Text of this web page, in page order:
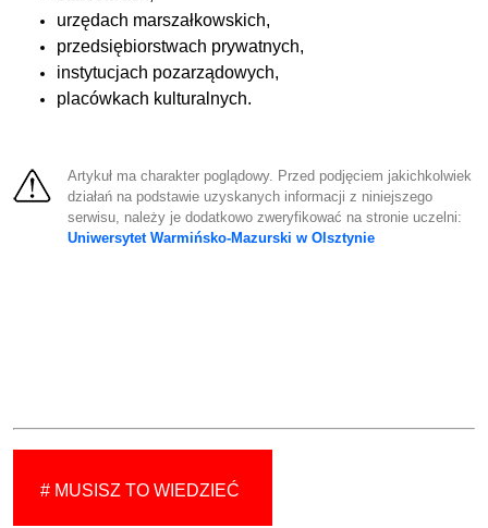
urzędach marszałkowskich,
przedsiębiorstwach prywatnych,
instytucjach pozarządowych,
placówkach kulturalnych.
Artykuł ma charakter poglądowy. Przed podjęciem jakichkolwiek
działań na podstawie uzyskanych informacji z niniejszego
serwisu, należy je dodatkowo zweryfikować na stronie uczelni:
Uniwersytet Warmińsko-Mazurski w Olsztynie
# MUSISZ TO WIEDZIEĆ